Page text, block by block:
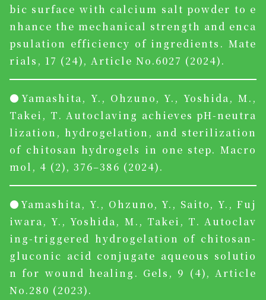
bic surface with calcium salt powder to e
nhance the mechanical strength and enca
psulation efficiency of ingredients. Mate
rials, 17 (24), Article No.6027 (2024).
●Yamashita, Y., Ohzuno, Y., Yoshida, M.,
Takei, T. Autoclaving achieves pH-neutra
lization, hydrogelation, and sterilization
of chitosan hydrogels in one step. Macro
mol, 4 (2), 376–386 (2024).
●Yamashita, Y., Ohzuno, Y., Saito, Y., Fuj
iwara, Y., Yoshida, M., Takei, T. Autoclav
ing-triggered hydrogelation of chitosan-
gluconic acid conjugate aqueous solutio
n for wound healing. Gels, 9 (4), Article
No.280 (2023).